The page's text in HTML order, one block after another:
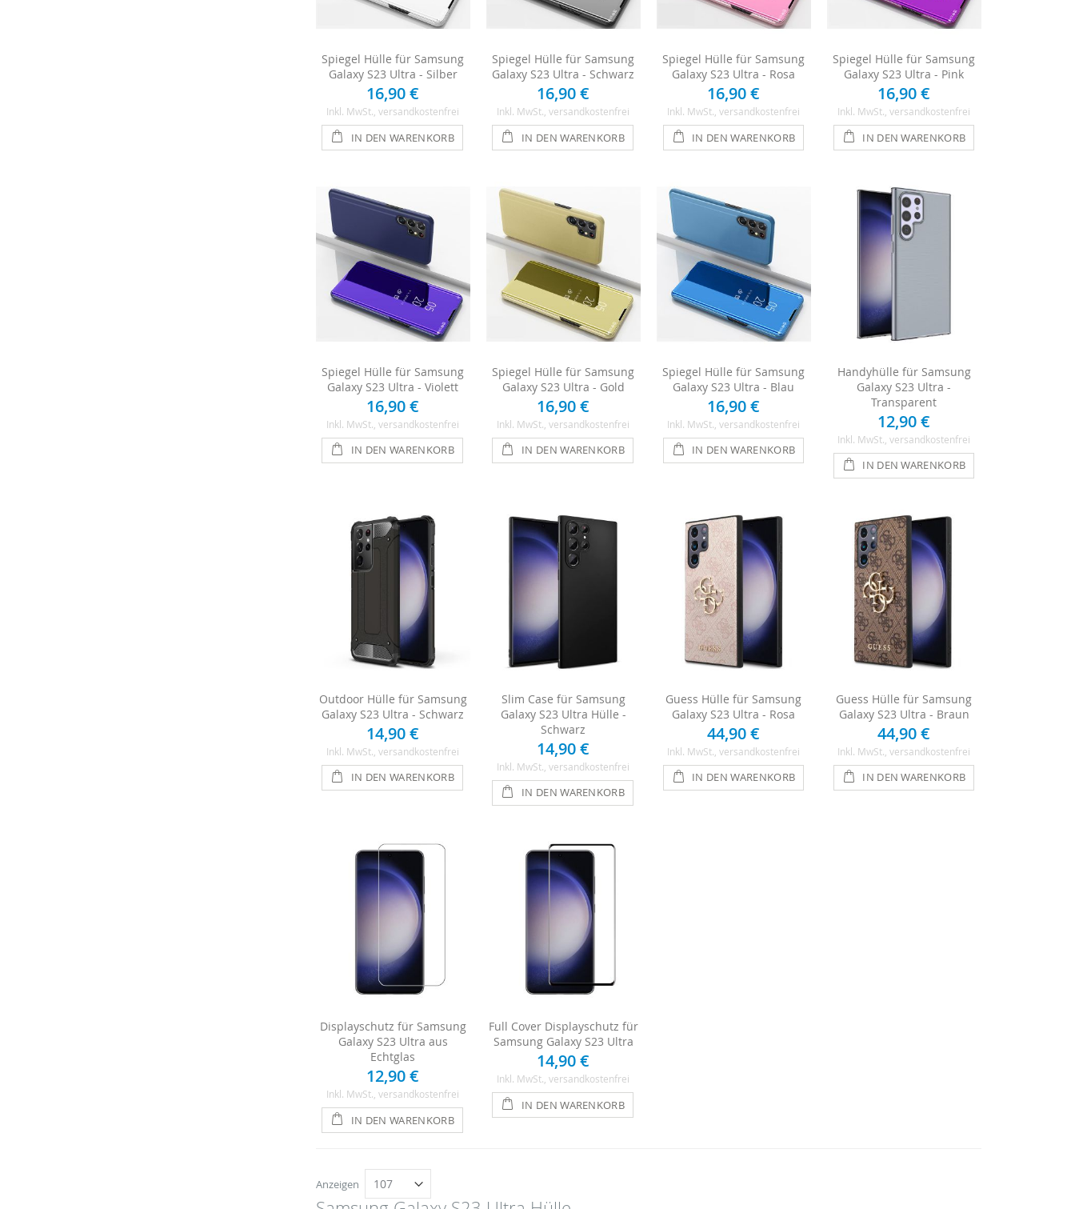
Spiegel Hülle für Samsung
Galaxy S23 Ultra - Silber
16,90 €
Inkl. MwSt., versandkostenfrei
IN DEN WARENKORB
Spiegel Hülle für Samsung
Galaxy S23 Ultra - Schwarz
16,90 €
Inkl. MwSt., versandkostenfrei
IN DEN WARENKORB
Spiegel Hülle für Samsung
Galaxy S23 Ultra - Rosa
16,90 €
Inkl. MwSt., versandkostenfrei
IN DEN WARENKORB
Spiegel Hülle für Samsung
Galaxy S23 Ultra - Pink
16,90 €
Inkl. MwSt., versandkostenfrei
IN DEN WARENKORB
Spiegel Hülle für Samsung
Galaxy S23 Ultra - Violett
16,90 €
Inkl. MwSt. , versandkostenfrei
IN DEN WARENKORB
Spiegel Hülle für Samsung
Galaxy S23 Ultra - Gold
16,90 €
Inkl. MwSt. , versandkostenfrei
IN DEN WARENKORB
Spiegel Hülle für Samsung
Galaxy S23 Ultra - Blau
16,90 €
Inkl. MwSt. , versandkostenfrei
IN DEN WARENKORB
Handyhülle für Samsung
Galaxy S23 Ultra -
Transparent
12,90 €
Inkl. MwSt. , versandkostenfrei
IN DEN WARENKORB
Outdoor Hülle für Samsung
Galaxy S23 Ultra - Schwarz
14,90 €
Inkl. MwSt. , versandkostenfrei
IN DEN WARENKORB
Slim Case für Samsung
Galaxy S23 Ultra Hülle -
Schwarz
14,90 €
Inkl. MwSt. , versandkostenfrei
IN DEN WARENKORB
Guess Hülle für Samsung
Galaxy S23 Ultra - Rosa
44,90 €
Inkl. MwSt. , versandkostenfrei
IN DEN WARENKORB
Guess Hülle für Samsung
Galaxy S23 Ultra - Braun
44,90 €
Inkl. MwSt. , versandkostenfrei
IN DEN WARENKORB
Displayschutz für Samsung
Galaxy S23 Ultra aus
Echtglas
12,90 €
Inkl. MwSt., versandkostenfrei
IN DEN WARENKORB
Full Cover Displayschutz für
Samsung Galaxy S23 Ultra
14,90 €
Inkl. MwSt., versandkostenfrei
IN DEN WARENKORB
Anzeigen